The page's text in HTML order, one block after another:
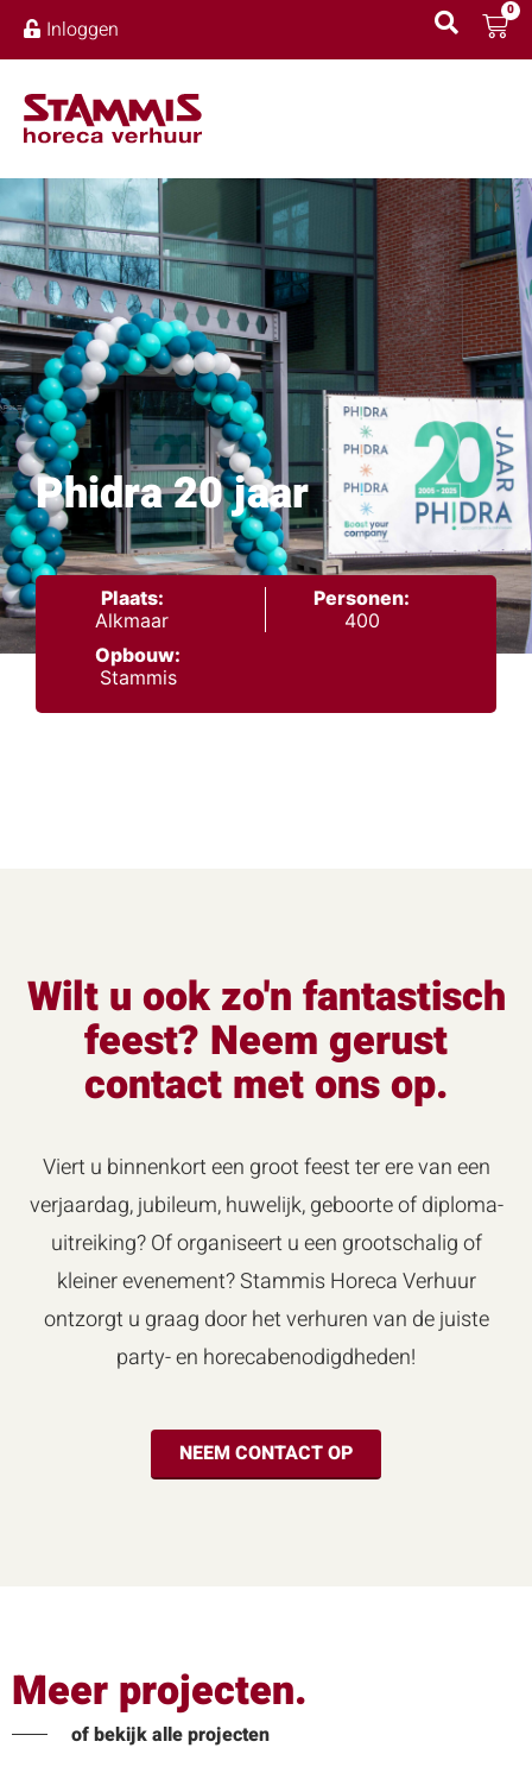
Inloggen
0
Phidra 20 jaar
Plaats:
Alkmaar
Personen:
400
Opbouw:
Stammis
Wilt u ook zo'n fantastisch
feest? Neem gerust
contact met ons op.
Viert u binnenkort een groot feest ter ere van een
verjaardag, jubileum, huwelijk, geboorte of diploma-
uitreiking? Of organiseert u een grootschalig of
kleiner evenement? Stammis Horeca Verhuur
ontzorgt u graag door het verhuren van de juiste
party- en horecabenodigdheden!
NEEM CONTACT OP
Meer projecten.
of bekijk alle projecten